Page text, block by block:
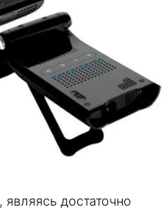
, являясь достаточно